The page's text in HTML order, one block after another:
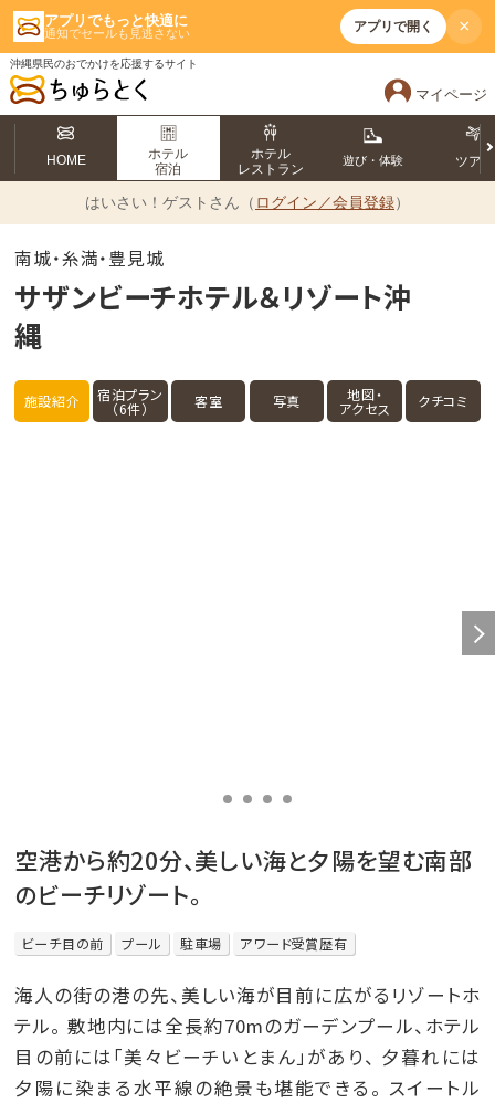
アプリでもっと快適に
通知でセールも見逃さない アプリで開く ×
沖縄県民のおでかけを応援するサイト
マイページ
HOME
ホテル
宿泊
ホテル
レストラン
遊び・体験 ツアー
はいさい！ ゲストさん（ ログイン／会員登録）
南城・糸満・豊見城
サザンビーチホテル＆リゾート沖
縄
施設紹介 宿泊プラン
（6件） 客室 写真 地図・
アクセス クチコミ
空港から約20分、美しい海と夕陽を望む南部
のビーチリゾート。
ビーチ目の前 プール 駐車場 アワード受賞歴有
海人の街の港の先、美しい海が目前に広がるリゾートホ
テル。 敷地内には全長約70mのガーデンプール、ホテル
目の前には「美々ビーチいとまん」があり、 夕暮れには
夕陽に染まる水平線の絶景も堪能できる。 スイートル